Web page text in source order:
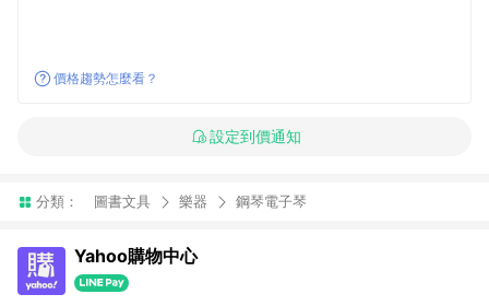
價格趨勢怎麼看？
設定到價通知
分類： 圖書文具 樂器 鋼琴電子琴
Yahoo購物中心